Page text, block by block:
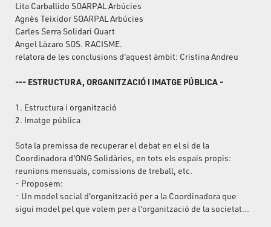
Lita Carballido SOARPAL Arbúcies
Agnès Teixidor SOARPAL Arbúcies
Carles Serra Solidari Quart
Angel Làzaro SOS. RACISME.
relatora de les conclusions d'aquest àmbit: Cristina Andreu
--- ESTRUCTURA, ORGANITZACIÓ i IMATGE PÚBLICA -
1. Estructura i organització
2. Imatge pública
Sota la premissa de recuperar el debat en el si de la
Coordinadora d'ONG Solidàries, en tots els espais propis:
reunions mensuals, comissions de treball, etc.
- Proposem:
- Un model social d'organització per a la Coordinadora que
sigui model pel que volem per a l'organització de la societat...